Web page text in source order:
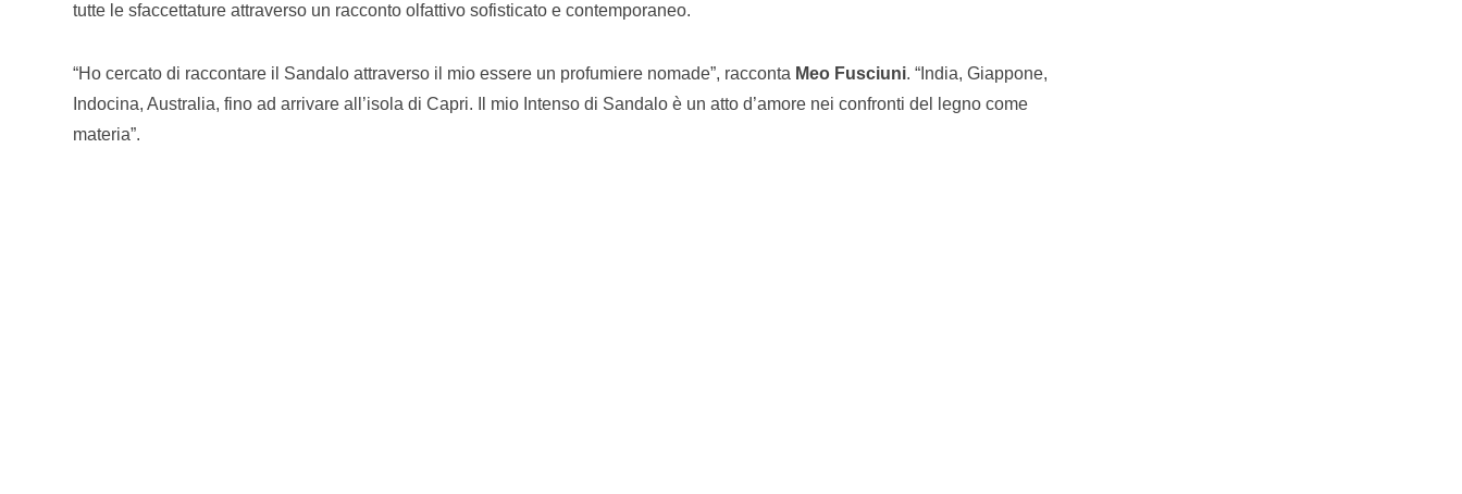
tutte le sfaccettature attraverso un racconto olfattivo sofisticato e contemporaneo.
“Ho cercato di raccontare il Sandalo attraverso il mio essere un profumiere nomade”, racconta Meo Fusciuni. “India, Giappone,
Indocina, Australia, fino ad arrivare all’isola di Capri. Il mio Intenso di Sandalo è un atto d’amore nei confronti del legno come
materia”.